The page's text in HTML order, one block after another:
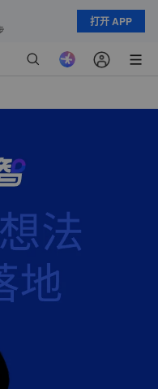
打开 APP